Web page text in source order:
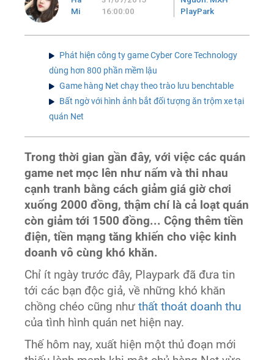
Mi
16:00:00
PlayPark
Phát hiện công ty game Cyber Core Technology
dùng hơn 800 phần mềm lậu
Game hàng Net chạy theo trào lưu benchtable
Bất ngờ với hình ảnh bắt đối tượng ăn trộm xe tại
quán Net
Trong thời gian gần đây, với việc các quán
game net mọc lên như nấm và thi nhau
cạnh tranh bằng cách giảm giá giờ chơi
xuống 2000 đồng, thậm chí là cả loạt quán
còn giảm tới 1500 đồng... Cộng thêm tiền
điện, tiền mạng tăng khiến cho việc kinh
doanh vô cùng khó khăn.
Chỉ ít ngày trước đây, Playpark đã đưa tin
tới các bạn độc giả, về những khó khăn
chồng chéo cũng như thất thoát doanh thu
của tình hình quán net hiện nay.
Thế hôm nay, xuất hiện một thủ đoạn mới